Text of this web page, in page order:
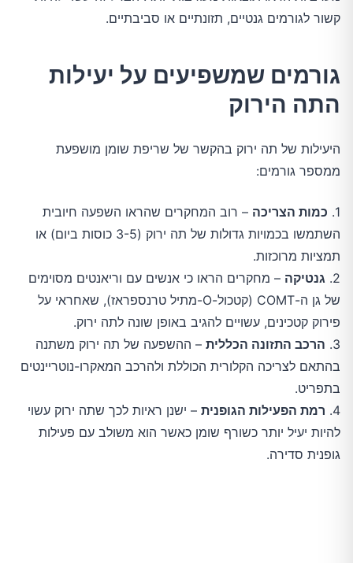
קשור לגורמים גנטיים, תזונתיים או סביבתיים.
גורמים שמשפיעים על יעילות
התה הירוק
היעילות של תה ירוק בהקשר של שריפת שומן מושפעת
ממספר גורמים:
1. כמות הצריכה – רוב המחקרים שהראו השפעה חיובית
השתמשו בכמויות גדולות של תה ירוק (3-5 כוסות ביום) או
תמציות מרוכזות.
2. גנטיקה – מחקרים הראו כי אנשים עם וריאנטים מסוימים
של גן ה-COMT (קטכול-O-מתיל טרנספראז), שאחראי על
פירוק קטכינים, עשויים להגיב באופן שונה לתה ירוק.
3. הרכב התזונה הכללית – ההשפעה של תה ירוק משתנה
בהתאם לצריכה הקלורית הכוללת ולהרכב המאקרו-נוטריינטים
בתפריט.
4. רמת הפעילות הגופנית – ישנן ראיות לכך שתה ירוק עשוי
להיות יעיל יותר כשורף שומן כאשר הוא משולב עם פעילות
גופנית סדירה.